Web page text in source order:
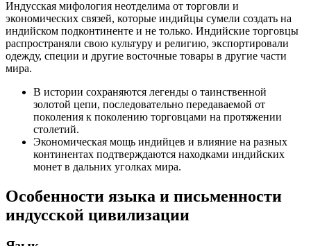
Индусская мифология неотделима от торговли и
экономических связей, которые индийцы сумели создать на
индийском подконтиненте и не только. Индийские торговцы
распространяли свою культуру и религию, экспортировали
одежду, специи и другие восточные товары в другие части
мира.
В истории сохраняются легенды о таинственной
золотой цепи, последовательно передаваемой от
поколения к поколению торговцами на протяжении
столетий.
Экономическая мощь индийцев и влияние на разных
континентах подтверждаются находками индийских
монет в дальних уголках мира.
Особенности языка и письменности
индусской цивилизации